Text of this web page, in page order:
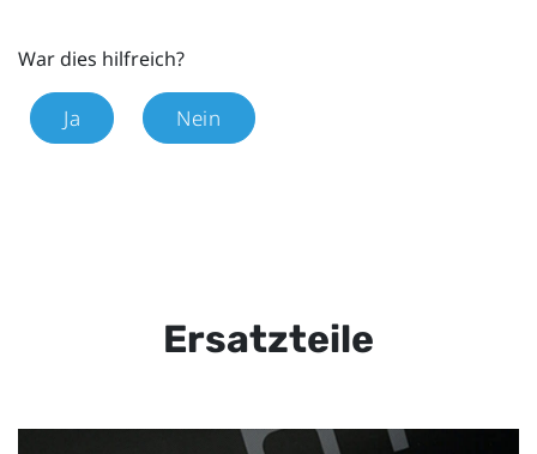
War dies hilfreich?
Ja Nein
Ersatzteile